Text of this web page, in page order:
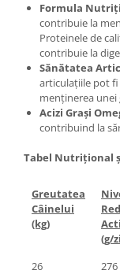
Formula
contribuie la
Proteinele de
contribuie la
Sănătatea
articulațiile pot fi
menținerea unei
Acizi Grași
contribuind la
Tabel Nutrițional
Greutatea
Câinelui
(kg)
(g/
26
276